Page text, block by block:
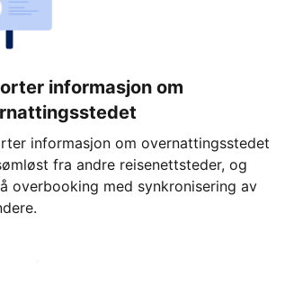
informasjon om
informasjon om overnattingsstedet
fra andre reisenettsteder, og
overbooking med synkronisering av
i gang i dag